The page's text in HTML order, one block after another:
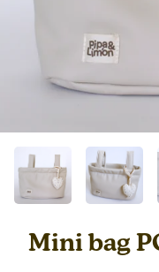
Mini bag